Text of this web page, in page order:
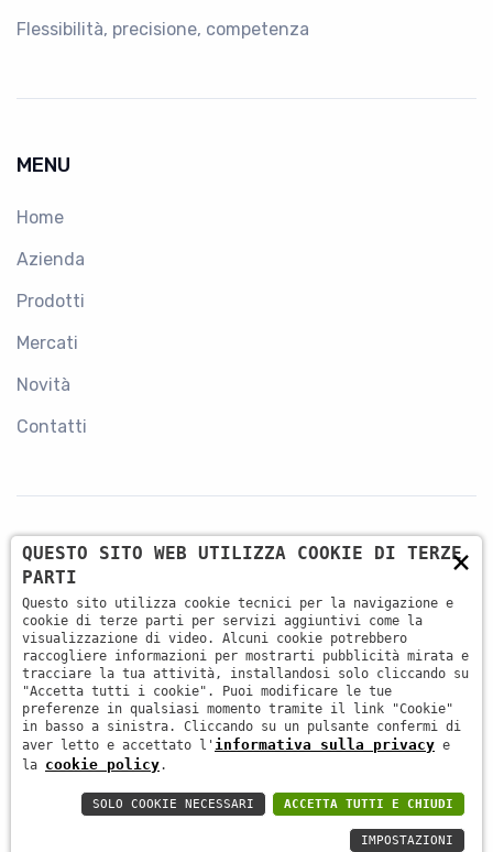
Flessibilità, precisione, competenza
MENU
Home
Azienda
Prodotti
Mercati
Novità
Contatti
CONTATTI
+39 045 87 81 380
info@antsrl.eu
Via della Concordia, 4 37036 - San Martino Buon
×
QUESTO SITO WEB UTILIZZA COOKIE DI TERZE
PARTI
Questo sito utilizza cookie tecnici per la navigazione e
cookie di terze parti per servizi aggiuntivi come la
visualizzazione di video. Alcuni cookie potrebbero
raccogliere informazioni per mostrarti pubblicità mirata e
tracciare la tua attività, installandosi solo cliccando su
"Accetta tutti i cookie". Puoi modificare le tue
preferenze in qualsiasi momento tramite il link "Cookie"
in basso a sinistra. Cliccando su un pulsante confermi di
aver letto e accettato l' informativa sulla privacy e
la cookie policy.
ACCETTA TUTTI E CHIUDI
SOLO COOKIE NECESSARI
IMPOSTAZIONI